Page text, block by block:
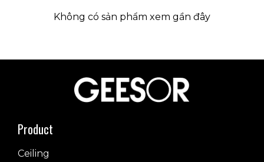
Không có sản phẩm xem gần đây
Product
Ceiling